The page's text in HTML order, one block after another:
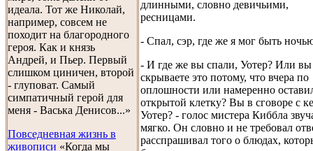
идеала. Тот же Николай,
например, совсем не
походит на благородного
героя. Как и князь
Андрей, и Пьер. Первый
слишком циничен, второй
- глуповат. Самый
симпатичный герой для
меня - Васька Денисов...»
Повседневная жизнь в
живописи «Когда мы
длинными, словно девичьими,
ресницами.
- Спал, сэр, где же я мог быть
- И где же вы спали, Уотер? Или вы
скрываете это потому, что вчера по
оплошности или намеренно
открытой клетку? Вы в сговоре с
Уотер? - голос мистера Киббла
мягко. Он словно и не требовал
расспрашивал того о блюдах,